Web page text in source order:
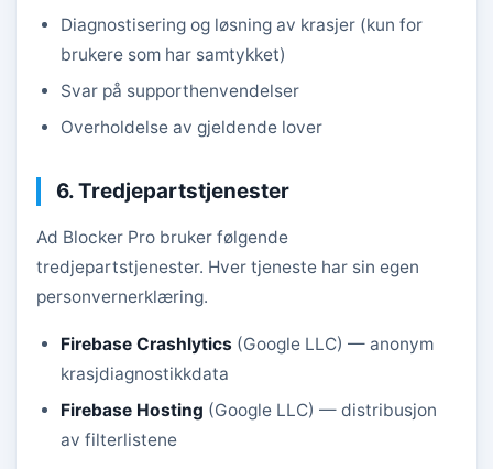
Diagnostisering og løsning av krasjer (kun for
brukere som har samtykket)
Svar på supporthenvendelser
Overholdelse av gjeldende lover
6. Tredjepartstjenester
Ad Blocker Pro bruker følgende
tredjepartstjenester. Hver tjeneste har sin egen
personvernerklæring.
Firebase Crashlytics (Google LLC) — anonym
krasjdiagnostikkdata
Firebase Hosting (Google LLC) — distribusjon
av filterlistene